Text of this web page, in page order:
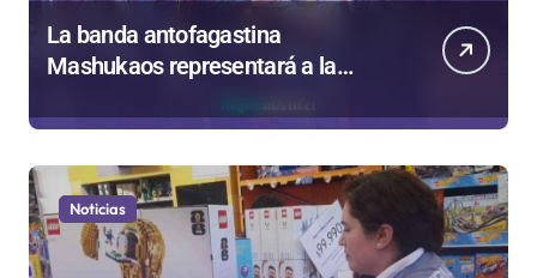
La banda antofagastina
Mashukaos representará a la
de Valparaíso
Noticias